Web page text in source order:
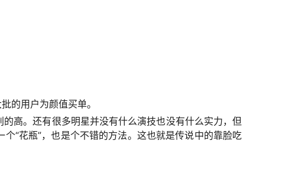
的用户为颜值买单。
高。还有很多明星并没有什么演技也没有什么实力，但
“花瓶”，也是个不错的方法。这也就是传说中的靠脸吃